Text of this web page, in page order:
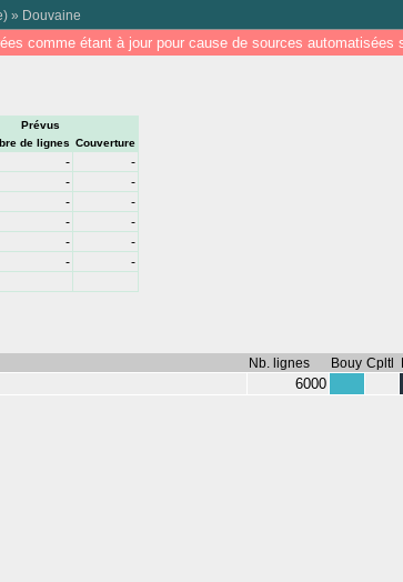
) » Douvaine
comme étant à jour pour cause de sources
Prévus
de lignes Couverture
-
-
-
-
-
-
-
-
-
-
-
-
Nb. lignes Bouy Cpltl
6000